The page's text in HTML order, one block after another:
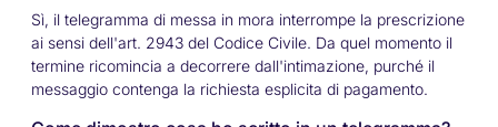
Sì, il telegramma di messa in mora interrompe la prescrizione
ai sensi dell'art. 2943 del Codice Civile. Da quel momento il
termine ricomincia a decorrere dall'intimazione, purché il
messaggio contenga la richiesta esplicita di pagamento.